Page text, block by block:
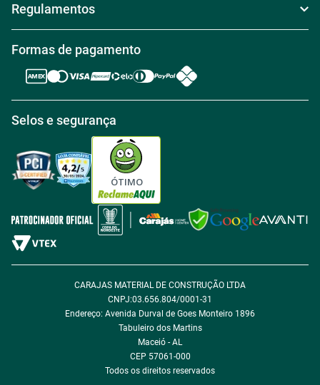
Nossas Lojas
Trabalhe conosco
Central de atendimento
Política de Troca
Política de Reembolso
Política de Entrega
Política de Privacidade
Política de Cookie
Política de Desconto
Fale com encarregado de dados
Regulamentos
Regras de Desconto
Regulamento Aniversário Premiado
Formas de pagamento
Selos e segurança
ÓTIMO
CARAJAS MATERIAL DE CONSTRUÇÃO LTDA
CNPJ:03.656.804/0001-31
Endereço: Avenida Durval de Goes Monteiro 1896
Tabuleiro dos Martins
Maceió - AL
CEP 57061-000
Todos os direitos reservados